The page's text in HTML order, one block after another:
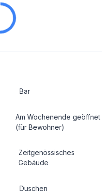
Bar
Am Wochenende geöffnet
(für Bewohner)
Zeitgenössisches
Gebäude
Duschen